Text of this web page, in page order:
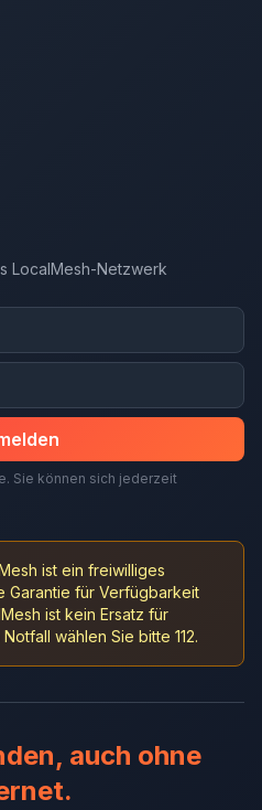
LocalMesh-Netzwerk
Sie können sich jederzeit
ist ein freiwilliges
Garantie für Verfügbarkeit
ist kein Ersatz für
wählen Sie bitte 112.
auch ohne